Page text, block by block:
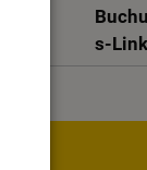
s-Link